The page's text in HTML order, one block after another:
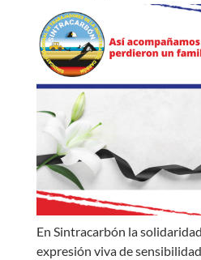
En Sintracarbón la
expresión viva de